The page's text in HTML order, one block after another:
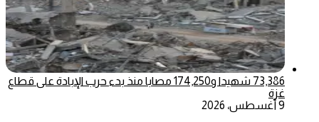
73,386 شهيدا و174,250 مصابا منذ بدء حرب الإبادة على قطاع
غزة
9 أغسطس، 2026